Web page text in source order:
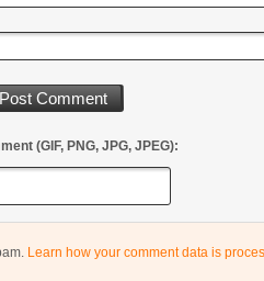
(GIF, PNG, JPG, JPEG):
Learn how your comment data is